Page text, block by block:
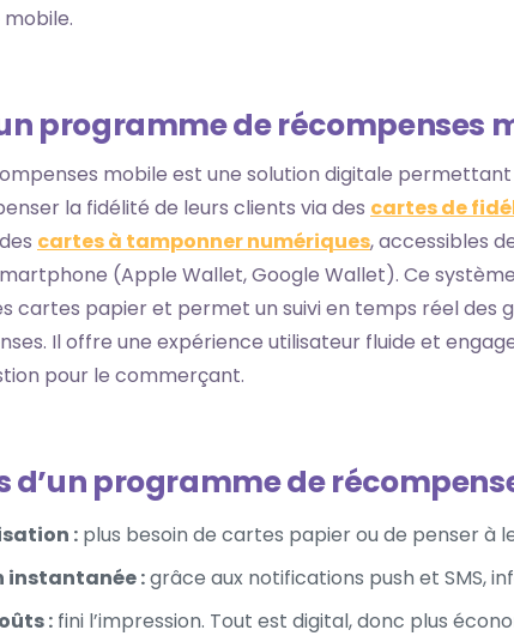
programme de récompenses
mobile est une solution digitale permettant
la fidélité de leurs clients via des cartes de
cartes à tamponner numériques, accessibles
(Apple Wallet, Google Wallet). Ce système
cartes papier et permet un suivi en temps réel des
Il offre une expérience utilisateur fluide et
pour le commerçant.
d’un programme de
: plus besoin de cartes papier ou de penser à
instantanée :grâce aux notifications push et SMS,
: fini l’impression. Tout est digital, donc plus